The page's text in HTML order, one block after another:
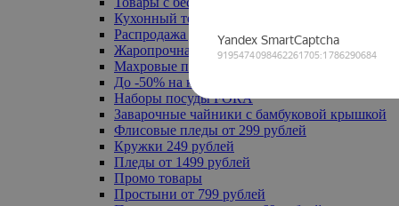
Кухонный текстиль
Распродажа до -50%
Жаропрочная посуда
Махровые полотенца
До -50% на ковры
Наборы посуды FORA
Заварочные чайники с бамбуковой крышкой
Флисовые пледы от 299 рублей
Кружки 249 рублей
Пледы от 1499 рублей
Промо товары
Простыни от 799 рублей